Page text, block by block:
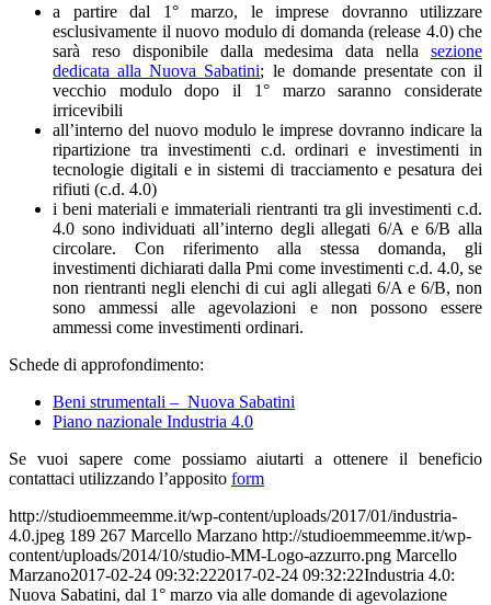
a partire dal 1° marzo, le imprese dovranno utilizzare
esclusivamente il nuovo modulo di domanda (release 4.0) che
sarà reso disponibile dalla medesima data nella sezione
dedicata alla Nuova Sabatini; le domande presentate con il
vecchio modulo dopo il 1° marzo saranno considerate
irricevibili
all’interno del nuovo modulo le imprese dovranno indicare la
ripartizione tra investimenti c.d. ordinari e investimenti in
tecnologie digitali e in sistemi di tracciamento e pesatura dei
rifiuti (c.d. 4.0)
i beni materiali e immateriali rientranti tra gli investimenti c.d.
4.0 sono individuati all’interno degli allegati 6/A e 6/B alla
circolare. Con riferimento alla stessa domanda, gli
investimenti dichiarati dalla Pmi come investimenti c.d. 4.0, se
non rientranti negli elenchi di cui agli allegati 6/A e 6/B, non
sono ammessi alle agevolazioni e non possono essere
ammessi come investimenti ordinari.
Schede di approfondimento:
Beni strumentali – Nuova Sabatini
Piano nazionale Industria 4.0
Se vuoi sapere come possiamo aiutarti a ottenere il beneficio
contattaci utilizzando l’apposito form
http://studioemmeemme.it/wp-content/uploads/2017/01/industria-
4.0.jpeg 189 267 Marcello Marzano http://studioemmeemme.it/wp-
content/uploads/2014/10/studio-MM-Logo-azzurro.png Marcello
Marzano2017-02-24 09:32:222017-02-24 09:32:22Industria 4.0:
Nuova Sabatini, dal 1° marzo via alle domande di agevolazione